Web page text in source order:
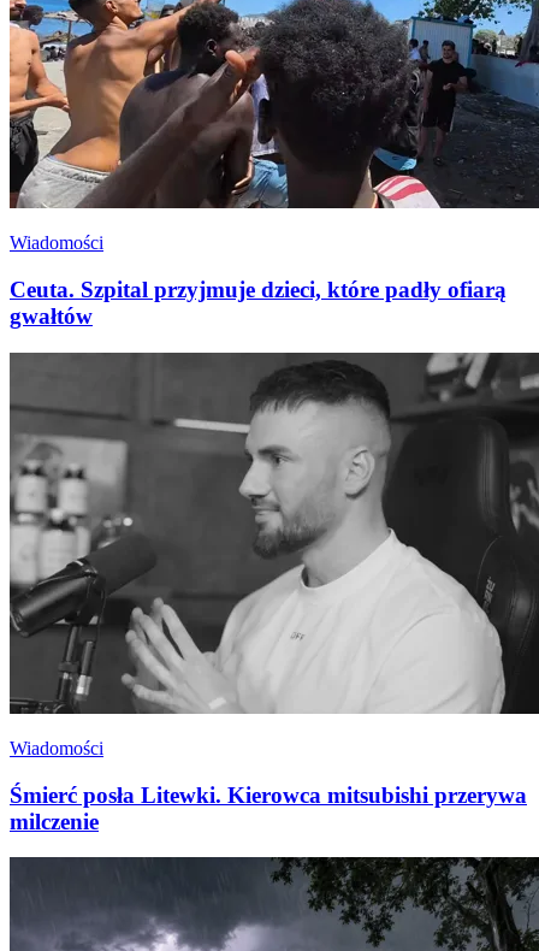
Wiadomości
Ceuta. Szpital przyjmuje dzieci, które padły ofiarą
gwałtów
Wiadomości
Śmierć posła Litewki. Kierowca mitsubishi przerywa
milczenie